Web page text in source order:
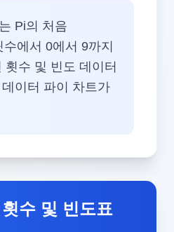
Pi의 처음
에서 0에서 9까지
횟수 및 빈도 데이터
이터 파이 차트가
수 및 빈도표